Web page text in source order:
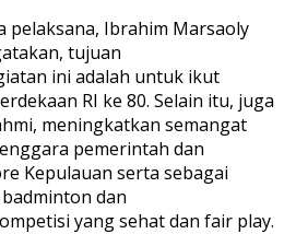
pelaksana, Ibrahim Marsaoly
tujuan
ini adalah untuk ikut
RI ke 80. Selain itu, juga
meningkatkan semangat
pemerintah dan
Kepulauan serta sebagai
dan
yang sehat dan fair play.